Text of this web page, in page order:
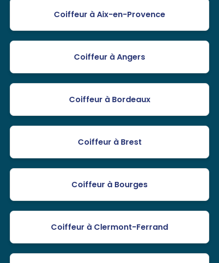
Coiffeur à Aix-en-Provence
Coiffeur à Angers
Coiffeur à Bordeaux
Coiffeur à Brest
Coiffeur à Bourges
Coiffeur à Clermont-Ferrand